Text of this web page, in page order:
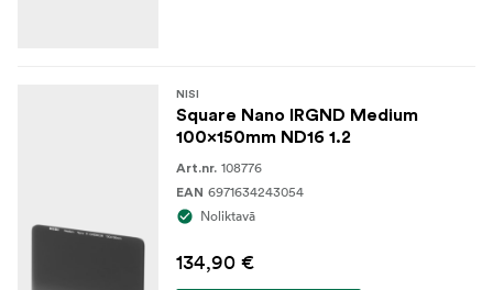
NISI
Square Nano IRGND Medium
100x150mm ND16 1.2
Art.nr. 108776
EAN 6971634243054
Noliktavā
134,90 €